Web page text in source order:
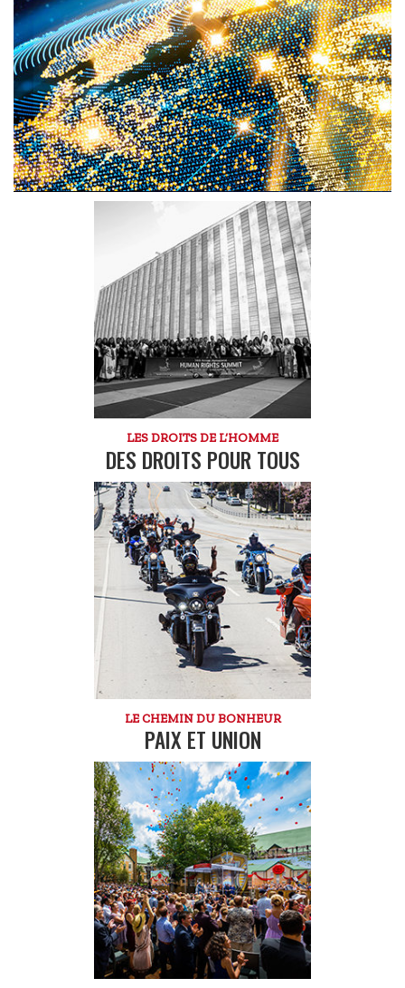
LES DROITS DE L’HOMME
DES DROITS POUR TOUS
LE CHEMIN DU BONHEUR
PAIX ET UNION